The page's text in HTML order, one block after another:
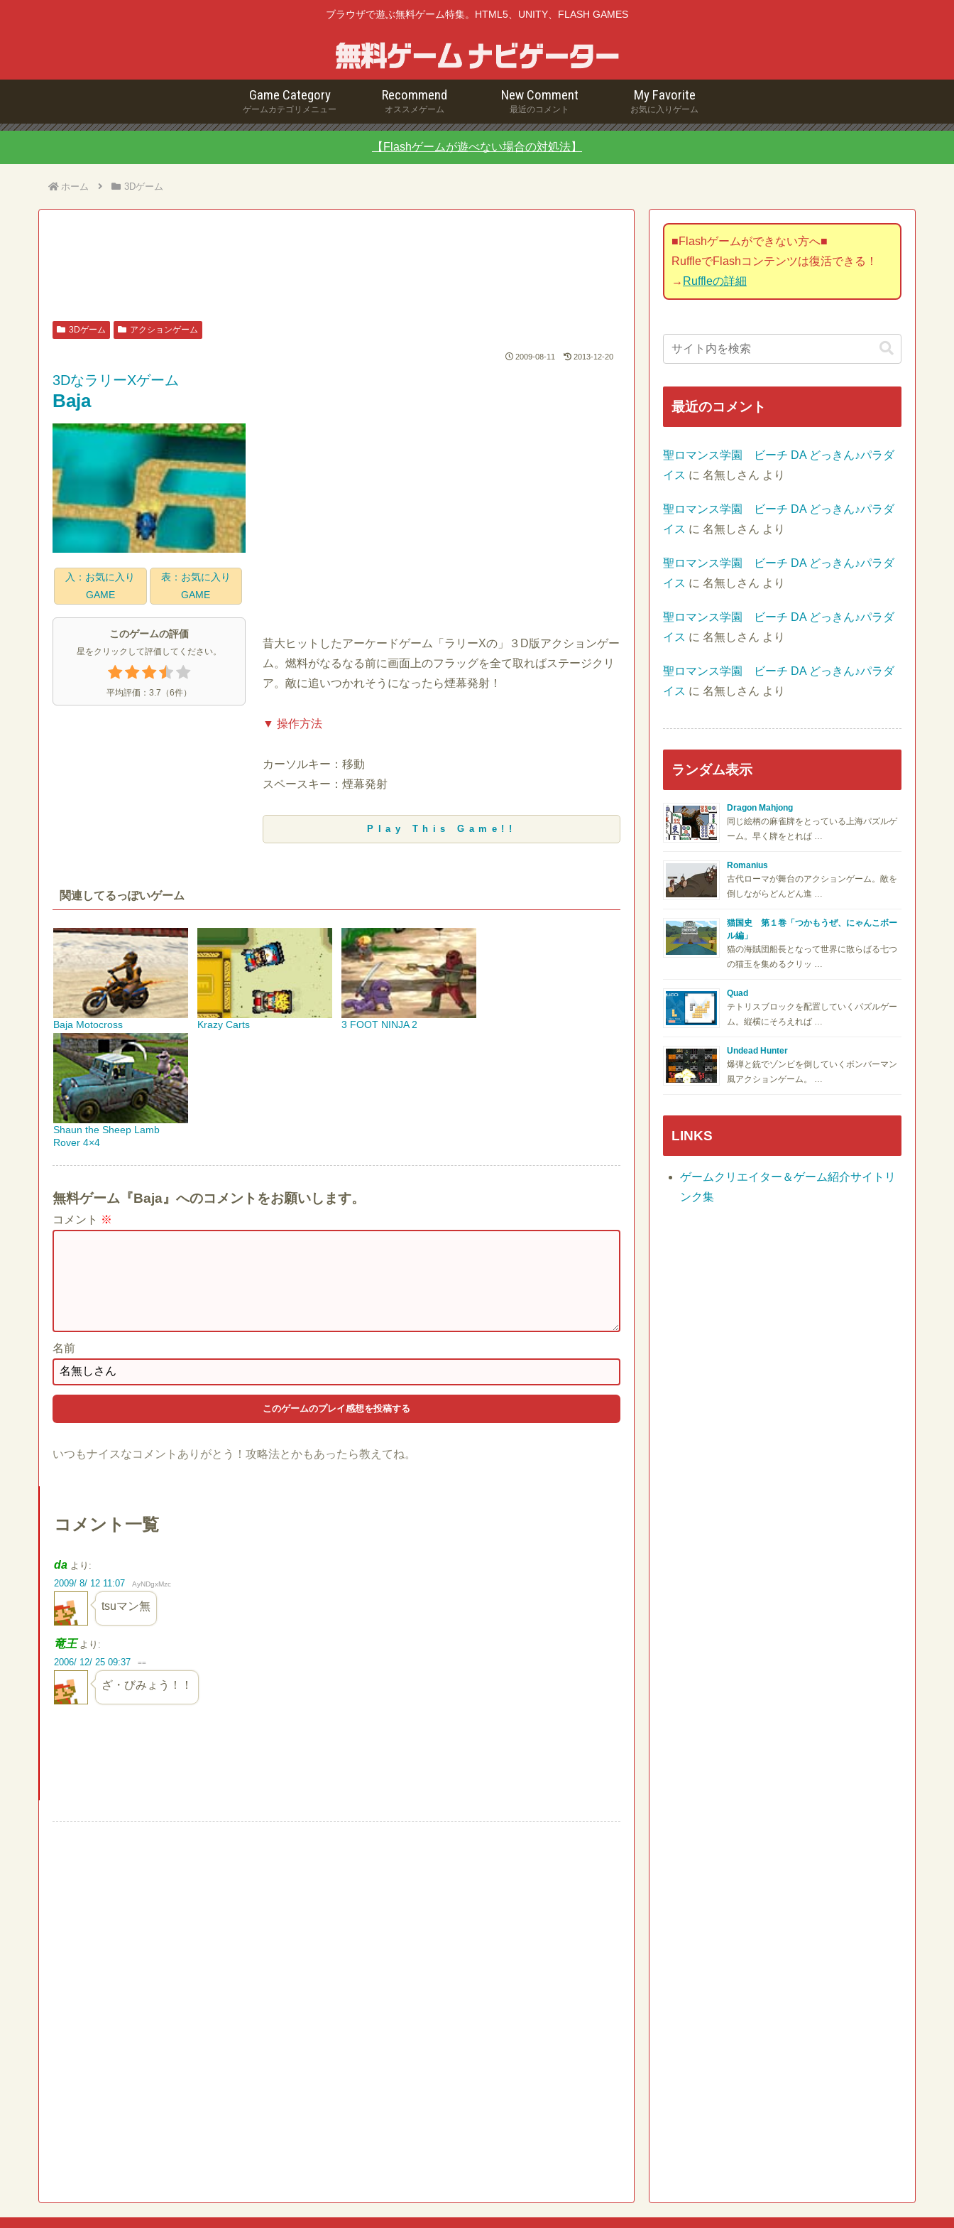
ブラウザで遊ぶ無料ゲーム特集。HTML5、UNITY、FLASH GAMES
Game Category
ゲームカテゴリメニュー
Recommend
オススメゲーム
New Comment
最近のコメント
My Favorite
お気に入りゲーム
【Flashゲームが遊べない場合の対処法】
ホーム 3Dゲーム
3Dゲーム アクションゲーム
2009-08-11 2013-12-20
3DなラリーXゲーム
Baja
入：お気に入り
GAME
表：お気に入り
GAME
このゲームの評価
星をクリックして評価してください。
平均評価： 3.7 （6件）
昔大ヒットしたアーケードゲーム「ラリーXの」３D版アクションゲー
ム。燃料がなるなる前に画面上のフラッグを全て取ればステージクリ
ア。敵に追いつかれそうになったら煙幕発射！
▼ 操作方法
カーソルキー：移動
スペースキー：煙幕発射
Play This Game!!
関連してるっぽいゲーム
Baja Motocross Krazy Carts 3 FOOT NINJA 2
Shaun the Sheep Lamb
Rover 4×4
無料ゲーム『Baja』へのコメントをお願いします。
コメント ※
名前
いつもナイスなコメントありがとう！攻略法とかもあったら教えてね。
コメント一覧
da より:
2009/ 8/ 12 11:07
AyNDgxMzc
tsuマン無
竜王 より:
2006/ 12/ 25 09:37
==
ざ・びみょう！！
■Flashゲームができない方へ■
RuffleでFlashコンテンツは復活できる！
→ Ruffleの詳細
最近のコメント
聖ロマンス学園 ビーチ DA どっきん♪パラダ
イス に 名無しさん より
聖ロマンス学園 ビーチ DA どっきん♪パラダ
イス に 名無しさん より
聖ロマンス学園 ビーチ DA どっきん♪パラダ
イス に 名無しさん より
聖ロマンス学園 ビーチ DA どっきん♪パラダ
イス に 名無しさん より
聖ロマンス学園 ビーチ DA どっきん♪パラダ
イス に 名無しさん より
ランダム表示
Dragon Mahjong
同じ絵柄の麻雀牌をとっている上海パズルゲ
ーム。早く牌をとれば …
Romanius
古代ローマが舞台のアクションゲーム。敵を
倒しながらどんどん進 …
猫国史 第１巻「つかもうぜ、にゃんこボー
ル編」
猫の海賊団船長となって世界に散らばる七つ
の猫玉を集めるクリッ …
Quad
テトリスブロックを配置していくパズルゲー
ム。縦横にそろえれば …
Undead Hunter
爆弾と銃でゾンビを倒していくボンバーマン
風アクションゲーム。 …
LINKS
ゲームクリエイター＆ゲーム紹介サイトリ
ンク集